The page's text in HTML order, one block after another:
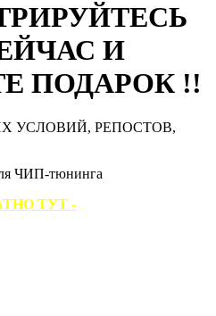
И
ПОДАРОК !!
УСЛОВИЙ, РЕПОСТОВ,
ЧИП-тюнинга
ТУТ -